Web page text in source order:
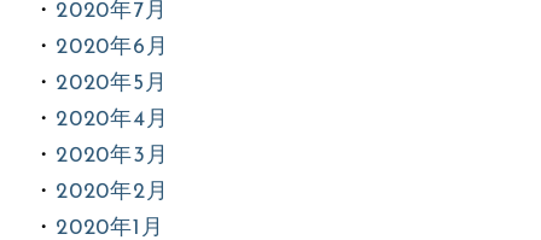
2020年7月
2020年6月
2020年5月
2020年4月
2020年3月
2020年2月
2020年1月